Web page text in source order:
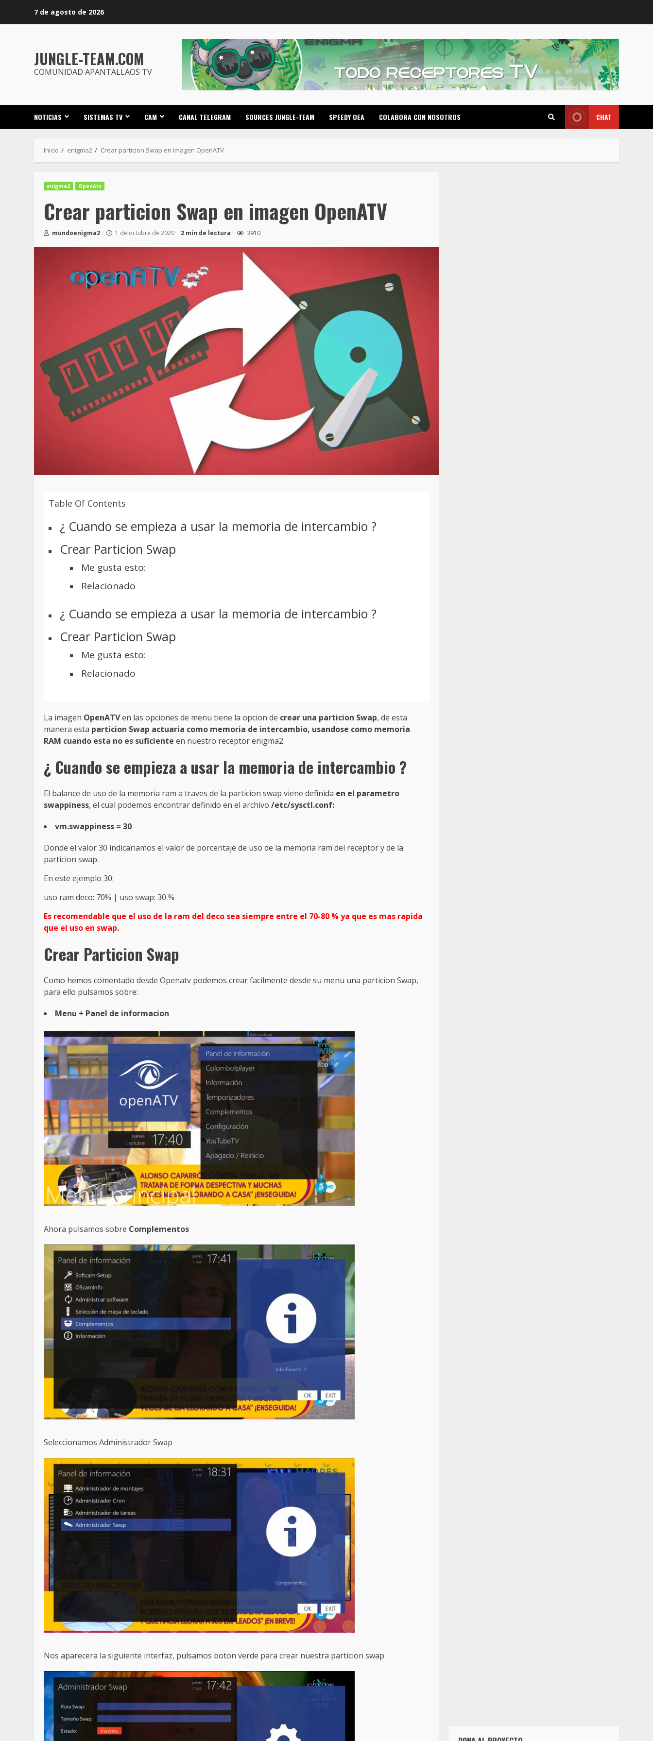
7 de agosto de 2026
JUNGLE-TEAM.COM
COMUNIDAD APANTALLAOS TV
NOTICIAS SISTEMAS TV CAM CANAL TELEGRAM SOURCES JUNGLE-TEAM SPEEDY OEA COLABORA CON NOSOTROS CHAT
Inicio enigma2 Crear particion Swap en imagen OpenATV
enigma2 OpenAtv
Crear particion Swap en imagen OpenATV
mundoenigma2 1 de octubre de 2020 2 min de lectura 3910
Table Of Contents
¿ Cuando se empieza a usar la memoria de intercambio ?
Crear Particion Swap
Me gusta esto:
Relacionado
¿ Cuando se empieza a usar la memoria de intercambio ?
Crear Particion Swap
Me gusta esto:
Relacionado
La imagen OpenATVen las opciones de menu tiene la opcion de crear una particion Swap, de esta
manera esta particion Swap actuaria como memoria de intercambio, usandose como memoria
RAM cuando esta no es suficiente en nuestro receptor enigma2.
¿ Cuando se empieza a usar la memoria de intercambio ?
El balance de uso de la memoria ram a traves de la particion swap viene definida en el parametro
swappiness, el cual podemos encontrar definido en el archivo /etc/sysctl.conf:
vm.swappiness = 30
Donde el valor 30 indicariamos el valor de porcentaje de uso de la memoria ram del receptor y de la
particion swap.
En este ejemplo 30:
uso ram deco: 70% | uso swap: 30 %
Es recomendable que el uso de la ram del deco sea siempre entre el 70-80 % ya que es mas rapida
que el uso en swap.
Crear Particion Swap
Como hemos comentado desde Openatv podemos crear facilmente desde su menu una particion Swap,
para ello pulsamos sobre:
Menu + Panel de informacion
Ahora pulsamos sobre Complementos
Seleccionamos Administrador Swap
Nos aparecera la siguiente interfaz, pulsamos boton verde para crear nuestra particion swap